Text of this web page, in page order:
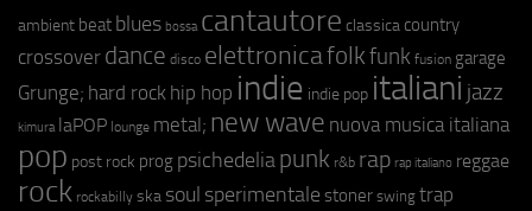
ambient beat blues bossa cantautore classica country
crossover dance disco elettronicafolkfunk fusion garage
Grunge; hard rock hip hop indie indie pop italiani jazz
kimura laPOP lounge metal; new wave nuova musica italiana
pop post rock prog psichedeliapunk r&b rap rap italiano reggae
rock rockabilly ska soul sperimentale stoner swing trap